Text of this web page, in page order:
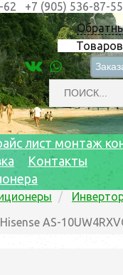
Товаров
62 +7 (905) 536-87-55
лист монтаж
Контакты
AS-